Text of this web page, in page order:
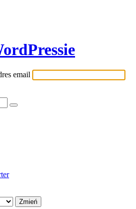
email